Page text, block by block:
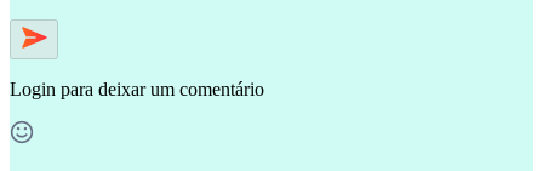
Login para deixar um comentário